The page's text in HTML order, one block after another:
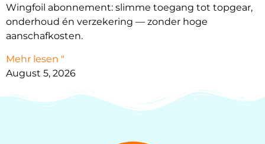
Wingfoil abonnement: slimme toegang tot topgear,
onderhoud én verzekering — zonder hoge
aanschafkosten.
Mehr lesen "
August 5, 2026